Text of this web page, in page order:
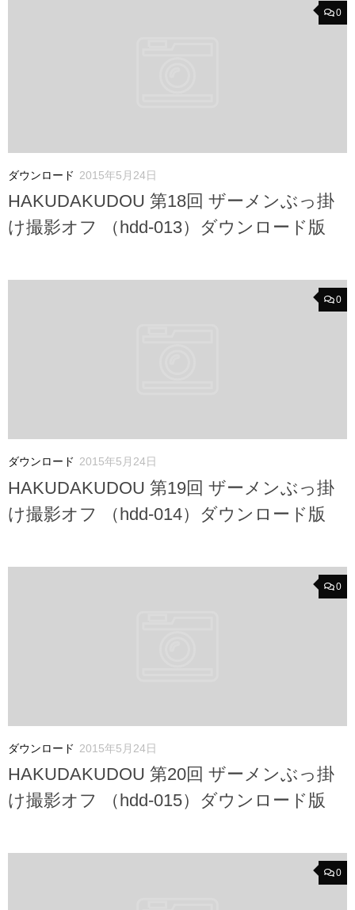
0
ダウンロード 2015年5月24日
HAKUDAKUDOU 第18回 ザーメンぶっ掛
け撮影オフ （hdd-013）ダウンロード版
0
ダウンロード 2015年5月24日
HAKUDAKUDOU 第19回 ザーメンぶっ掛
け撮影オフ （hdd-014）ダウンロード版
0
ダウンロード 2015年5月24日
HAKUDAKUDOU 第20回 ザーメンぶっ掛
け撮影オフ （hdd-015）ダウンロード版
0